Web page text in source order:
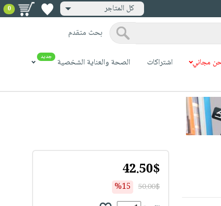
كل المتاجر 0
بحث متقدم
مجاني اشتراكات الصحة والعناية الشخصية جديد
42.50$
50.00$
%15